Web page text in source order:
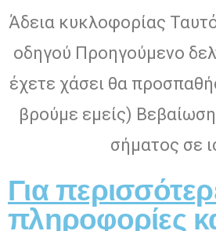
Άδεια κυκλοφορίας
οδηγού Προηγούμενο
έχετε χάσει θα
βρούμε εμείς)
σήματος σε
Για
πληροφορίες